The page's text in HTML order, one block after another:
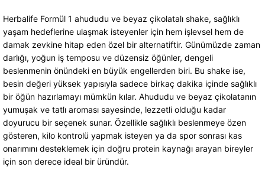
Herbalife Formül 1 ahududu ve beyaz çikolatalı shake, sağlıklı
yaşam hedeflerine ulaşmak isteyenler için hem işlevsel hem de
damak zevkine hitap eden özel bir alternatiftir. Günümüzde zaman
darlığı, yoğun iş temposu ve düzensiz öğünler, dengeli
beslenmenin önündeki en büyük engellerden biri. Bu shake ise,
besin değeri yüksek yapısıyla sadece birkaç dakika içinde sağlıklı
bir öğün hazırlamayı mümkün kılar. Ahududu ve beyaz çikolatanın
yumuşak ve tatlı aroması sayesinde, lezzetli olduğu kadar
doyurucu bir seçenek sunar. Özellikle sağlıklı beslenmeye özen
gösteren, kilo kontrolü yapmak isteyen ya da spor sonrası kas
onarımını desteklemek için doğru protein kaynağı arayan bireyler
için son derece ideal bir üründür.